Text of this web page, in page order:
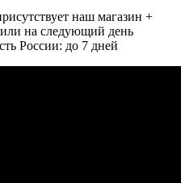
наш магазин +
или на следующий день
России: до 7 дней